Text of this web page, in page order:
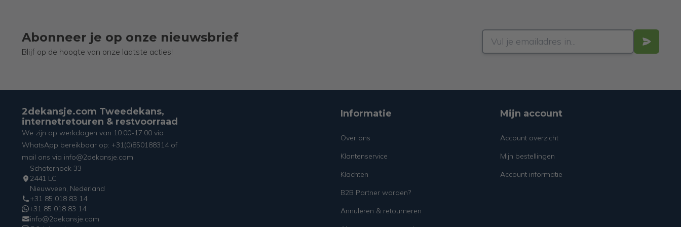
Abonneer je op onze nieuwsbrief
Blijf op de hoogte van onze laatste acties!
2dekansje.com Tweedekans,
internetretouren & restvoorraad
We zijn op werkdagen van 10:00-17:00 via
WhatsApp bereikbaar op: +31(0)850188314 of
mail ons via info@2dekansje.com
Schoterhoek 33
2441 LC
Nieuwveen, Nederland
+31 85 018 83 14
+31 85 018 83 14
info@2dekansje.com
Informatie
Over ons
Klantenservice
Klachten
B2B Partner worden?
Annuleren & retourneren
Mijn account
Account overzicht
Mijn bestellingen
Account informatie